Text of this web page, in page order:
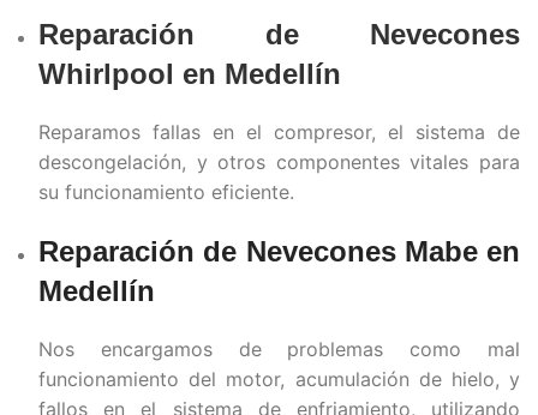
Reparación de Nevecones
Whirlpool en Medellín
Reparamos fallas en el compresor, el sistema de
descongelación, y otros componentes vitales para
su funcionamiento eficiente.
Reparación de Nevecones Mabe en
Medellín
Nos encargamos de problemas como mal
funcionamiento del motor, acumulación de hielo, y
fallos en el sistema de enfriamiento, utilizando